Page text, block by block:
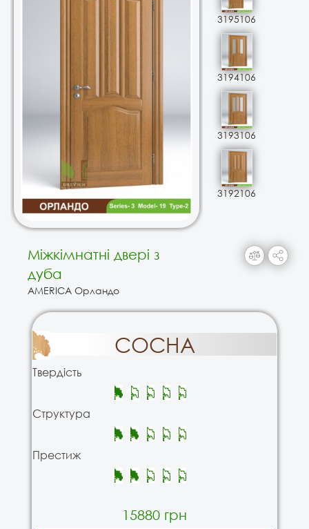
3195106
3194106
3193106
3192106
Міжкімнатні двері з
дуба
AMERICA Орландо
СОСНА
Твердість
Структура
Престиж
15880 грн